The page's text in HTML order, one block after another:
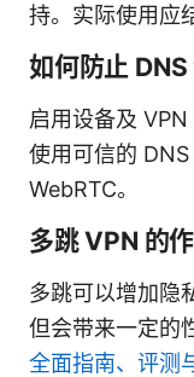
持。实际使用应
如何防止 DNS
启用设备及 VPN
使用可信的
WebRTC。
多跳 VPN 的
多跳可以增加隐
但会带来一定的
全面指南、评测